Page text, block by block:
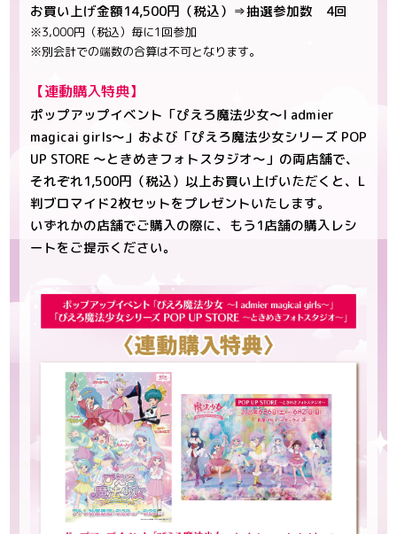
お買い上げ金額14,500円（税込）⇒抽選参加数 4回
※3,000円（税込）毎に1回参加
※別会計での端数の合算は不可となります。
【連動購入特典】
ポップアップイベント「ぴえろ魔法少女～I admier
magicai girls～」および「ぴえろ魔法少女シリーズ POP
UP STORE ～ときめきフォトスタジオ～」の両店舗で、
それぞれ1,500円（税込）以上お買い上げいただくと、L
判ブロマイド2枚セットをプレゼントいたします。
いずれかの店舗でご購入の際に、もう1店舗の購入レシ
ートをご提示ください。